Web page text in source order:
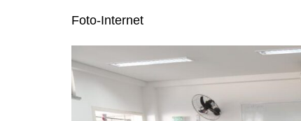
Foto-Internet